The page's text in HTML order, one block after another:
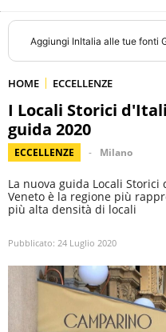
Aggiungi InItalia alle tue fonti
HOME ECCELLENZE
I Locali Storici
guida 2020
ECCELLENZE Milano
La nuova guida Locali
Veneto è la regione più
più alta densità di locali
Pubblicato: 24 Luglio 2020